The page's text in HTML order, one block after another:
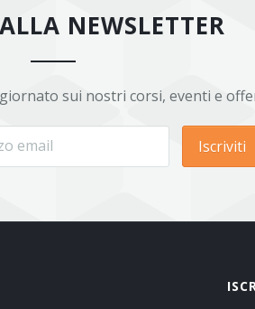
NEWSLETTER
sui nostri corsi, eventi e
Iscriviti